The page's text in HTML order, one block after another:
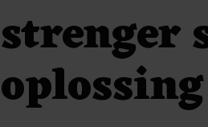
strenger
oplossing